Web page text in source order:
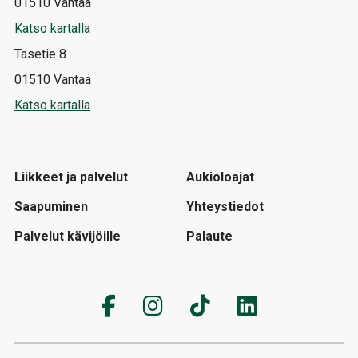
01510 Vantaa
Katso kartalla
Tasetie 8
01510 Vantaa
Katso kartalla
Liikkeet ja palvelut
Saapuminen
Palvelut kävijöille
Aukioloajat
Yhteystiedot
Palaute